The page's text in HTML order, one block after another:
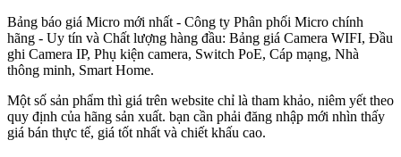
Bảng báo giá Micro mới nhất - Công ty Phân phối Micro chính
hãng - Uy tín và Chất lượng hàng đầu: Bảng giá Camera WIFI, Đầu
ghi Camera IP, Phụ kiện camera, Switch PoE, Cáp mạng, Nhà
thông minh, Smart Home.
Một số sản phẩm thì giá trên website chỉ là tham khảo, niêm yết theo
quy định của hãng sản xuất. bạn cần phải đăng nhập mới nhìn thấy
giá bán thực tế, giá tốt nhất và chiết khấu cao.